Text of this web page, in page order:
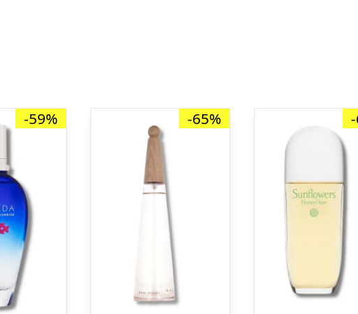
-59% -65%